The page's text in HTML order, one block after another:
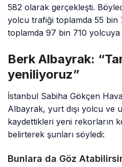
582 olarak gerçekleşti.
yolcu trafiği toplamda 55 bin
toplamda 97 bin 710 yolcuya
Berk Albayrak:
yeniliyoruz”
İstanbul Sabiha Gökçen
Albayrak, yurt dışı yolcu ve
kaydettikleri yeni rekorların
belirterek şunları söyledi:
Bunlara da Göz